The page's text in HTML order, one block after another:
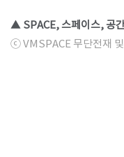
▲ SPACE, 스페이스, 공
ⓒ VMSPACE 무단전재 및